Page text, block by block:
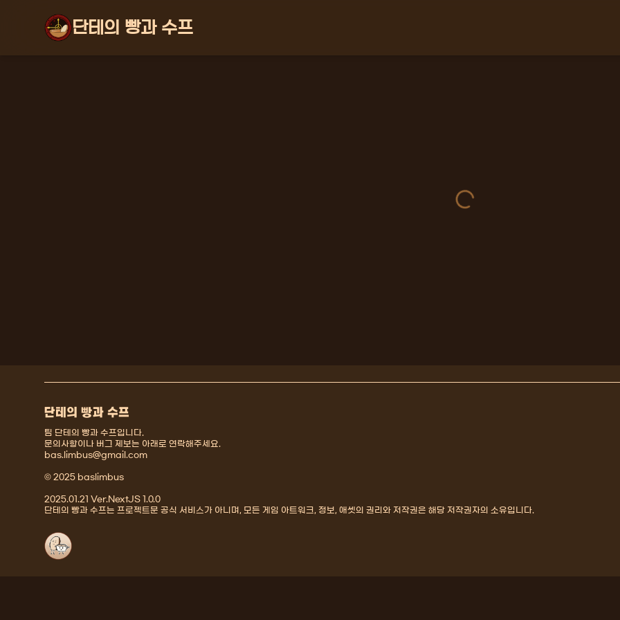
단테의 빵과 수프
단테의 빵과 수프
팀 단테의 빵과 수프입니다.
문의사항이나 버그 제보는 아래로 연락해주세요.
bas.limbus@gmail.com
© 2025 baslimbus
2025.01.21 Ver.NextJS 1.0.0
단테의 빵과 수프는 프로젝트문 공식 서비스가 아니며, 모든 게임 아트워크, 정보, 애셋의 권리와 저작권은 해당 저작권자의 소유입니다.